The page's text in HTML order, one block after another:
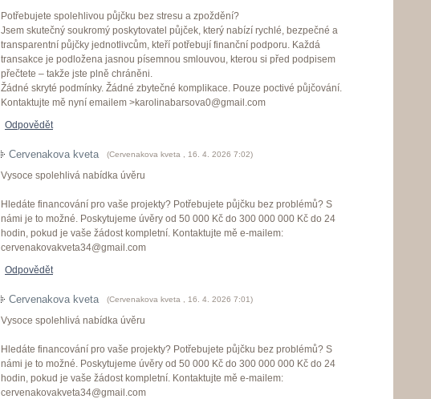
Potřebujete spolehlivou půjčku bez stresu a zpoždění?
Jsem skutečný soukromý poskytovatel půjček, který nabízí rychlé, bezpečné a
transparentní půjčky jednotlivcům, kteří potřebují finanční podporu. Každá
transakce je podložena jasnou písemnou smlouvou, kterou si před podpisem
přečtete – takže jste plně chráněni.
Žádné skryté podmínky. Žádné zbytečné komplikace. Pouze poctivé půjčování.
Kontaktujte mě nyní emailem >karolinabarsova0@gmail.com
Odpovědět
Cervenakova kveta (Cervenakova kveta 16. 4. 2026 7:02)
Vysoce spolehlivá nabídka úvěru
Hledáte financování pro vaše projekty? Potřebujete půjčku bez problémů? S
námi je to možné. Poskytujeme úvěry od 50 000 Kč do 300 000 000 Kč do 24
hodin, pokud je vaše žádost kompletní. Kontaktujte mě e-mailem:
cervenakovakveta34@gmail.com
Odpovědět
Cervenakova kveta (Cervenakova kveta 16. 4. 2026 7:01)
Vysoce spolehlivá nabídka úvěru
Hledáte financování pro vaše projekty? Potřebujete půjčku bez problémů? S
námi je to možné. Poskytujeme úvěry od 50 000 Kč do 300 000 000 Kč do 24
hodin, pokud je vaše žádost kompletní. Kontaktujte mě e-mailem:
cervenakovakveta34@gmail.com